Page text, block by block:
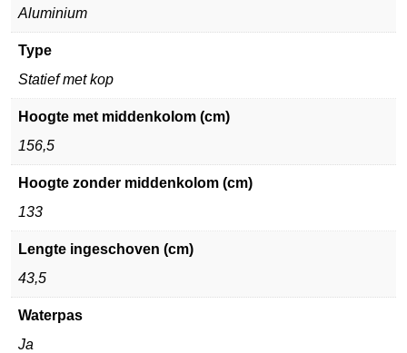
Aluminium
Type
Statief met kop
Hoogte met middenkolom (cm)
156,5
Hoogte zonder middenkolom (cm)
133
Lengte ingeschoven (cm)
43,5
Waterpas
Ja